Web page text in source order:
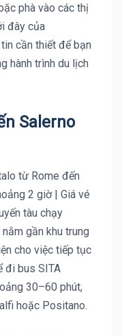
phà vào các thị
đây của
cần thiết để bạn
hành trình du lịch
Salerno
từ Rome đến
2 giờ | Giá vé
tàu chạy
gần khu trung
cho việc tiếp tục
đi bus SITA
30–60 phút,
hoặc Positano.